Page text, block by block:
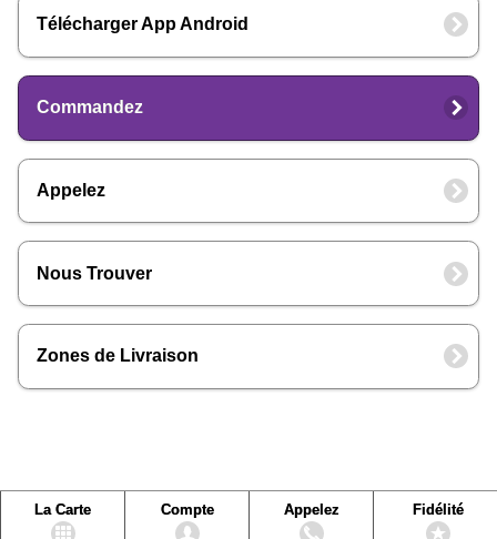
Télécharger App Android
Commandez
Appelez
Nous Trouver
Zones de Livraison
La Carte Compte Appelez Fidélité